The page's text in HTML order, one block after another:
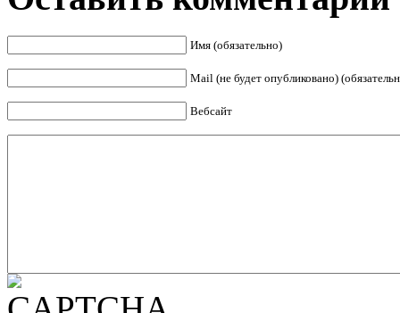
Имя (обязательно)
Mail (не будет опубликовано)
Вебсайт